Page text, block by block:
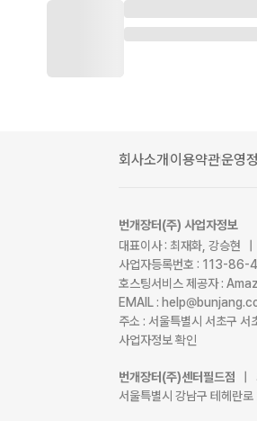
회사소개이용약관운영
번개장터(주) 사업자정보
대표이사 : 최재화, 강승현
사업자등록번호 : 113-
호스팅서비스 제공자 :
EMAIL :
주소 : 서울특별시 서초구
사업자정보 확인
번개장터(주)센터필드점
|
서울특별시 강남구 테헤란